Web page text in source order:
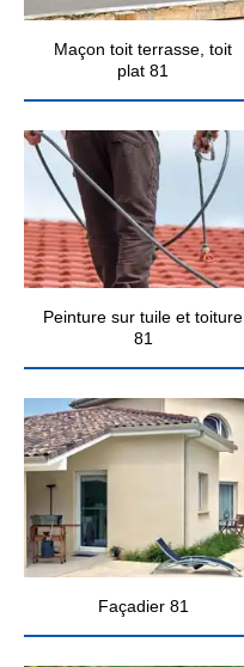
Maçon toit terrasse, toit
plat 81
Peinture sur tuile et toiture
81
Façadier 81